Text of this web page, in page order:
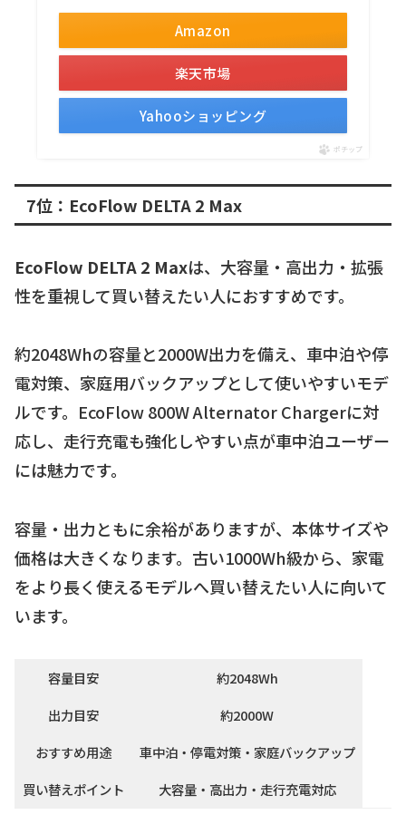
Amazon
楽天市場
Yahooショッピング
ポチップ
7位：EcoFlow DELTA 2 Max
EcoFlow DELTA 2 Maxは、大容量・高出力・拡張
性を重視して買い替えたい人におすすめです。
約2048Whの容量と2000W出力を備え、車中泊や停
電対策、家庭用バックアップとして使いやすいモデ
ルです。EcoFlow 800W Alternator Chargerに対
応し、走行充電も強化しやすい点が車中泊ユーザー
には魅力です。
容量・出力ともに余裕がありますが、本体サイズや
価格は大きくなります。古い1000Wh級から、家電
をより長く使えるモデルへ買い替えたい人に向いて
います。
容量目安
約2048Wh
出力目安
約2000W
おすすめ用途
車中泊・停電対策・家庭バックアップ
買い替えポイント
大容量・高出力・走行充電対応